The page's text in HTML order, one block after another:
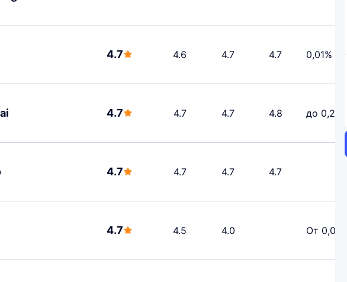
4.7 4.6 4.7 4.7 0,01%
4.7 4.7 4.7 4.8 до 0,29%
4.7 4.7 4.7 4.7
4.7 4.5 4.0 От 0,07%